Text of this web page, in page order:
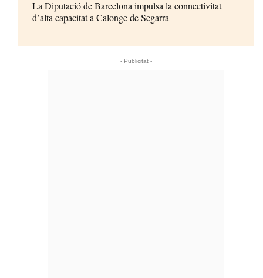
La Diputació de Barcelona impulsa la connectivitat
d’alta capacitat a Calonge de Segarra
- Publicitat -